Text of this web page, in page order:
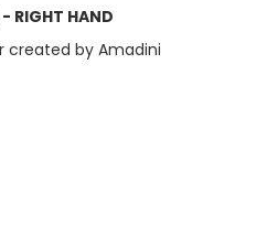
RIGHT HAND
created by Amadini